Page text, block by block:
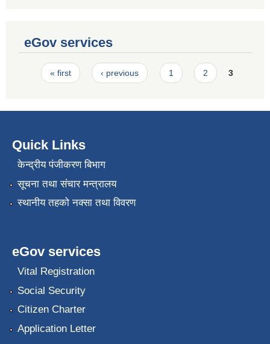
eGov services
Pages
« first ‹ previous 1 2 3
Quick Links
केन्द्रीय पंजीकरण बिभाग
सूचना तथा संचार मन्त्रालय
स्थानीय तहको नक्सा तथा विवरण
eGov services
Vital Registration
Social Security
Citizen Charter
Application Letter